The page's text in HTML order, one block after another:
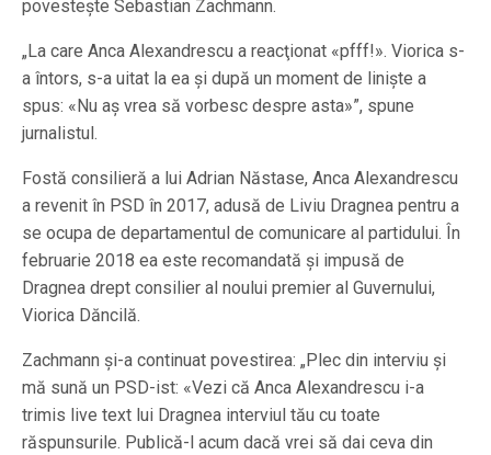
povestește Sebastian Zachmann.
„La care Anca Alexandrescu a reacţionat «pfff!». Viorica s-
a întors, s-a uitat la ea şi după un moment de linişte a
spus: «Nu aş vrea să vorbesc despre asta»”, spune
jurnalistul.
Fostă consilieră a lui Adrian Năstase, Anca Alexandrescu
a revenit în PSD în 2017, adusă de Liviu Dragnea pentru a
se ocupa de departamentul de comunicare al partidului. În
februarie 2018 ea este recomandată și impusă de
Dragnea drept consilier al noului premier al Guvernului,
Viorica Dăncilă.
Zachmann și-a continuat povestirea: „Plec din interviu şi
mă sună un PSD-ist: «Vezi că Anca Alexandrescu i-a
trimis live text lui Dragnea interviul tău cu toate
răspunsurile. Publică-l acum dacă vrei să dai ceva din